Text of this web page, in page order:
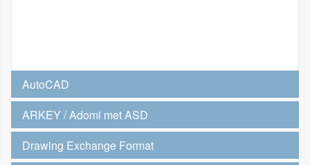
AutoCAD
ARKEY / Adomi met ASD
Drawing Exchange Format